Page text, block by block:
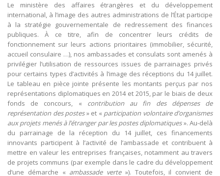
Le ministère des affaires étrangères et du développement
international, à l’image des autres administrations de l’État participe
à la stratégie gouvernementale de redressement des finances
publiques. À ce titre, afin de concentrer leurs crédits de
fonctionnement sur leurs actions prioritaires (immobilier, sécurité,
accueil consulaire …), nos ambassades et consulats sont amenés à
privilégier l’utilisation de ressources issues de parrainages privés
pour certains types d’activités à l’image des réceptions du 14 juillet.
Le tableau en pièce jointe présente les montants perçus par nos
représentations diplomatiques en 2014 et 2015, par le biais de deux
fonds de concours, « contribution au fin des dépenses de
représentation des postes» et « participation volontaire d’organismes
aux projets menés à l’étranger par les postes diplomatiques». Au-delà
du parrainage de la réception du 14 juillet, ces financements
innovants participent à l’activité de l’ambassade et contribuent à
mettre en valeur les entreprises françaises, notamment au travers
de projets communs (par exemple dans le cadre du développement
d’une démarche « ambassade verte»). Toutefois, il convient de